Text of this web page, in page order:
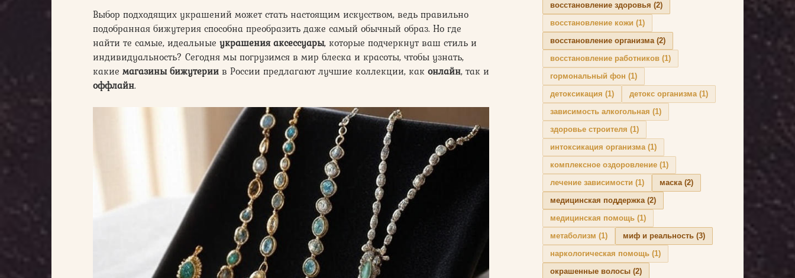
Выбор подходящих украшений может стать настоящим искусством, ведь правильно
подобранная бижутерия способна преобразить даже самый обычный образ. Но где
найти те самые, идеальные украшения аксессуары, которые подчеркнут ваш стиль и
индивидуальность? Сегодня мы погрузимся в мир блеска и красоты, чтобы узнать,
какие магазины бижутерии в России предлагают лучшие коллекции, как онлайн, так и
оффлайн.
восстановление здоровья (2)
восстановление кожи (1)
восстановление организма(2)
восстановление работников (1)
гормональный фон (1)
детоксикация (1) детокс организма(1)
зависимость алкогольная (1)
здоровье строителя (1)
интоксикация организма(1)
комплексное оздоровление (1)
лечение зависимости (1) маска(2)
медицинская поддержка(2)
медицинская помощь (1)
метаболизм (1) миф и реальность (3)
наркологическая помощь (1)
окрашенные волосы (2)